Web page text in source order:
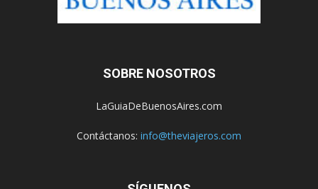
SOBRE NOSOTROS
LaGuiaDeBuenosAires.com
Contáctanos: info@theviajeros.com